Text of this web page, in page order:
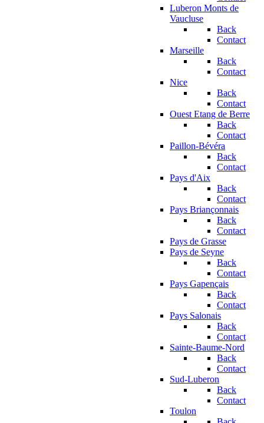
Luberon Monts de
Vaucluse
Back
Contact
Marseille
Back
Contact
Nice
Back
Contact
Ouest Etang de Berre
Back
Contact
Paillon-Bévéra
Back
Contact
Pays d'Aix
Back
Contact
Pays Briançonnais
Back
Contact
Pays de Grasse
Pays de Seyne
Back
Contact
Pays Gapençais
Back
Contact
Pays Salonais
Back
Contact
Sainte-Baume-Nord
Back
Contact
Sud-Luberon
Back
Contact
Toulon